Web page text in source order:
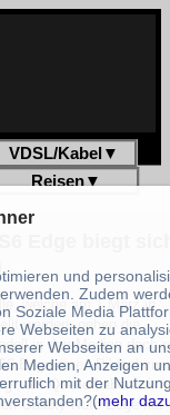
VDSL/Kabel ▼
Reisen▼
welche am 1.März in
werden, gehen die
in den Medien doch
Edge einen Bildschirm
als Quelle haben wir
Galaxy Note Edge hat
und
Zudem
Soziale Media
Webseiten zu
Webseiten an
Medien, Anzeigen
mit der
mehr